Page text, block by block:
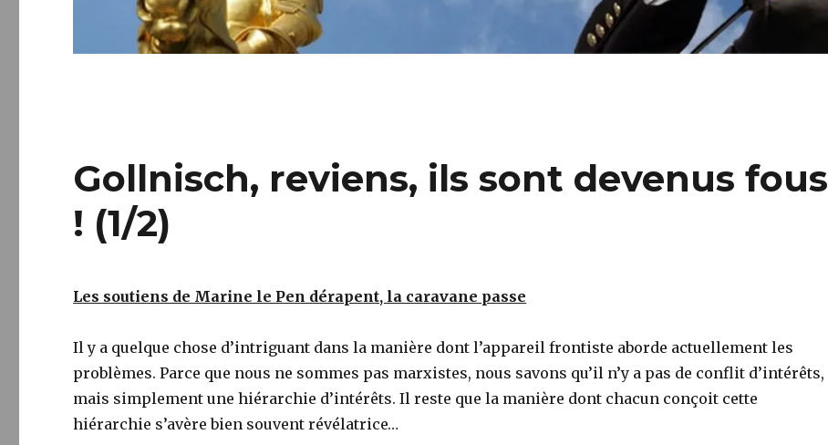
Gollnisch, reviens, ils sont devenus fous
! (1/2)
Les soutiens de Marine le Pen dérapent, la caravane passe
Il y a quelque chose d’intriguant dans la manière dont l’appareil frontiste aborde actuellement les
problèmes. Parce que nous ne sommes pas marxistes, nous savons qu’il n’y a pas de conflit d’intérêts,
mais simplement une hiérarchie d’intérêts. Il reste que la manière dont chacun conçoit cette
hiérarchie s’avère bien souvent révélatrice…